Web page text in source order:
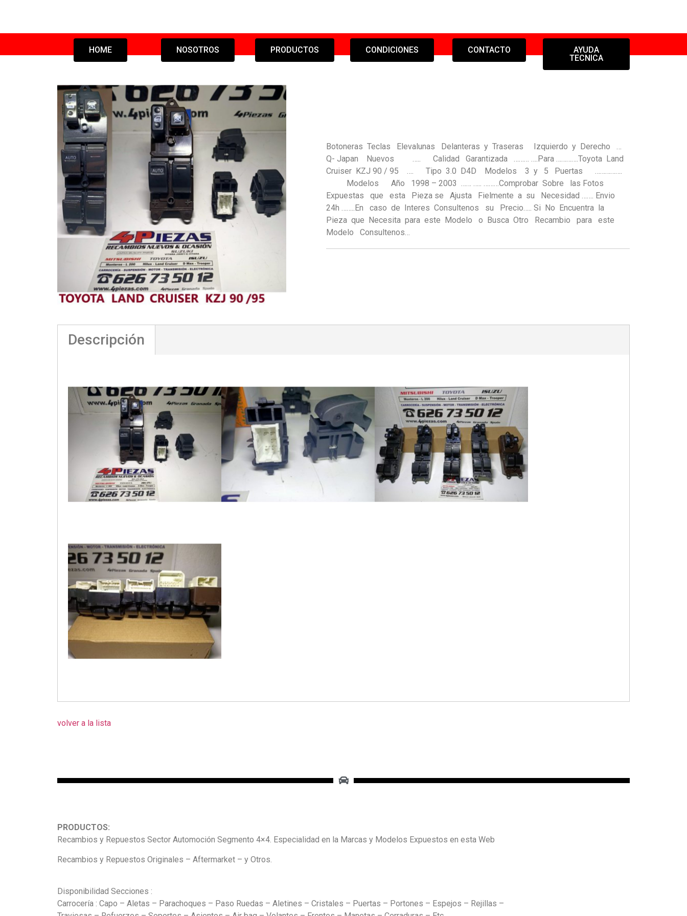
HOME NOSOTROS PRODUCTOS CONDICIONES CONTACTO
AYUDA
TECNICA
Botoneras Teclas Elevalunas Delanteras y Traseras Izquierdo y Derecho …
Q- Japan Nuevos ….. Calidad Garantizada ……… ….Para ………….Toyota Land
Cruiser KZJ 90 / 95 …. Tipo 3.0 D4D Modelos 3 y 5 Puertas …………….
Modelos Año 1998 – 2003 …… ….. ………Comprobar Sobre las Fotos
Expuestas que esta Pieza se Ajusta Fielmente a su Necesidad ……. Envio
24h ……..En caso de Interes Consultenos su Precio….. Si No Encuentra la
Pieza que Necesita para este Modelo o Busca Otro Recambio para este
Modelo Consultenos…
Descripción
volver a la lista
PRODUCTOS:
Recambios y Repuestos Sector Automoción Segmento 4×4. Especialidad en la Marcas y Modelos Expuestos en esta Web
Recambios y Repuestos Originales – Aftermarket – y Otros.
Disponibilidad Secciones :
Carrocería : Capo – Aletas – Parachoques – Paso Ruedas – Aletines – Cristales – Puertas – Portones – Espejos – Rejillas –